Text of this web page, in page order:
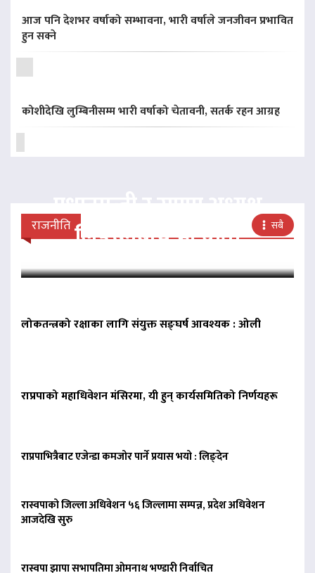
आज पनि देशभर वर्षाको सम्भावना, भारी वर्षाले जनजीवन प्रभावित
हुन सक्ने
कोशीदेखि लुम्बिनीसम्म भारी वर्षाको चेतावनी, सतर्क रहन आग्रह
राजनीति सबै
प्रधानमन्त्री र राप्रपा अध्यक्ष
लिङदेनबीच भेटवार्ता
लोकतन्त्रको रक्षाका लागि संयुक्त सङ्घर्ष आवश्यक : ओली
राप्रपाको महाधिवेशन मंसिरमा, यी हुन् कार्यसमितिको निर्णयहरू
राप्रपाभित्रैबाट एजेन्डा कमजोर पार्ने प्रयास भयो : लिङ्देन
रास्वपाको जिल्ला अधिवेशन ५६ जिल्लामा सम्पन्न, प्रदेश अधिवेशन
आजदेखि सुरु
रास्वपा झापा सभापतिमा ओमनाथ भण्डारी निर्वाचित